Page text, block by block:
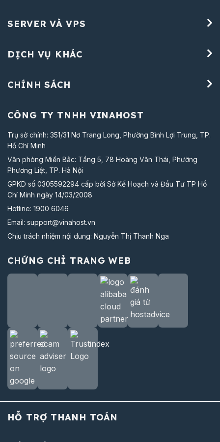
SERVER VÀ VPS
DỊCH VỤ KHÁC
CHÍNH SÁCH
CÔNG TY TNHH VINAHOST
Trụ sở chính: 351/31 Nơ Trang Long, Phường Bình Lợi Trung, TP.
Hồ Chí Minh
Văn phòng Miền Bắc: Tầng 5, 78 Hoàng Văn Thái, Phường
Phương Liệt, TP. Hà Nội
GPKD số 0305592294 cấp bởi Sở Kế Hoạch và Đầu Tư TP Hồ
Chí Minh ngày 14/03/2008
Hotline: 1900 6046
Email: support@vinahost.vn
Chịu trách nhiệm nội dung: Nguyễn Thị Thanh Nga
CHỨNG CHỈ TRANG WEB
HỖ TRỢ THANH TOÁN